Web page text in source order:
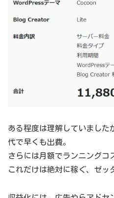
ある程度は理解していました
代で早くも出費。
さらには月額でランニングコ
これだけは絶対に稼ぐ、ゼッ